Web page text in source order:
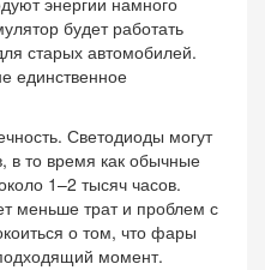
будет работать
старых автомобилей.
единственное
Светодиоды могут
в то время как обычные
1–2 тысяч часов.
меньше трат и проблем с
о том, что фары
момент.